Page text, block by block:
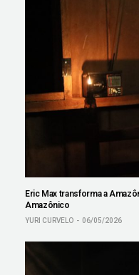
Eric Max transforma a
Amazônico
YURI CURVELO 06/05/2026